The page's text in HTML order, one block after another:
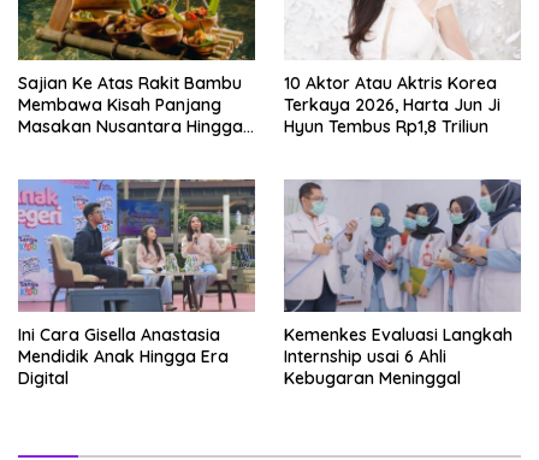
Sajian Ke Atas Rakit Bambu
Membawa Kisah Panjang
Masakan Nusantara Hingga
10 Aktor Atau Aktris Korea
Terkaya 2026, Harta Jun Ji
Hyun Tembus Rp1,8 Triliun
Ini Cara Gisella Anastasia
Mendidik Anak Hingga Era
Digital
Kemenkes Evaluasi Langkah
Internship usai 6 Ahli
Kebugaran Meninggal